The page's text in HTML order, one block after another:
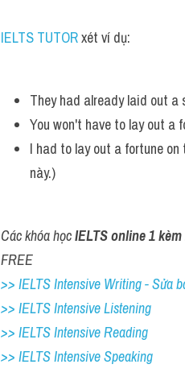
IELTS TUTOR xét ví dụ:
They had already laid out
You won't have to lay out a
I had to lay out a fortune
này.)
Các khóa học IELTS online 1 kèm
FREE
>> IELTS Intensive Writing - Sửa
>> IELTS Intensive Listening
>> IELTS Intensive Reading
>> IELTS Intensive Speaking